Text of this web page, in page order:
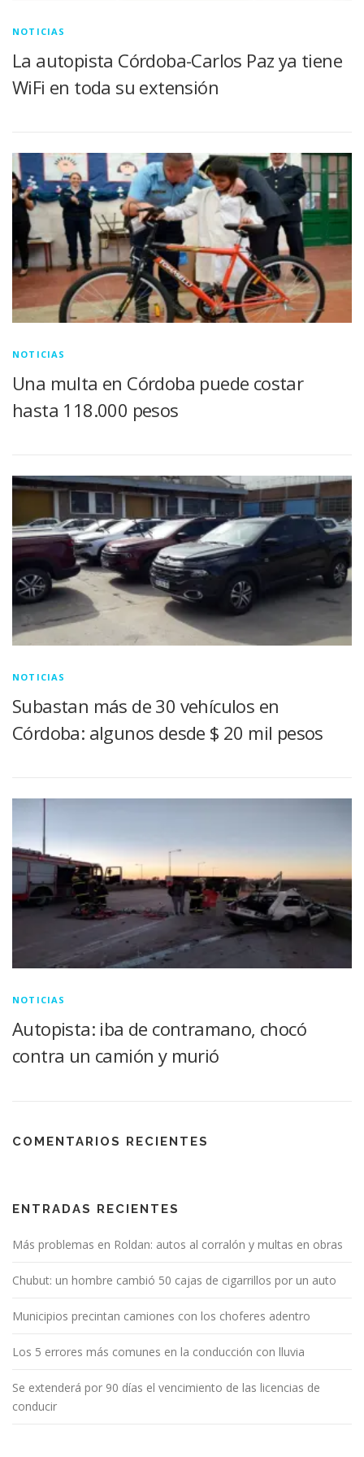
NOTICIAS
La autopista Córdoba-Carlos Paz ya tiene
WiFi en toda su extensión
NOTICIAS
Una multa en Córdoba puede costar
hasta 118.000 pesos
NOTICIAS
Subastan más de 30 vehículos en
Córdoba: algunos desde $ 20 mil pesos
NOTICIAS
Autopista: iba de contramano, chocó
contra un camión y murió
COMENTARIOS RECIENTES
ENTRADAS RECIENTES
Más problemas en Roldan: autos al corralón y multas en obras
Chubut: un hombre cambió 50 cajas de cigarrillos por un auto
Municipios precintan camiones con los choferes adentro
Los 5 errores más comunes en la conducción con lluvia
Se extenderá por 90 días el vencimiento de las licencias de
conducir